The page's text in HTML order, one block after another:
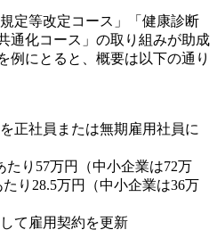
定等改定コース」「健康診断
通化コース」の取り組みが助成
例にとると、概要は以下の通り
正社員または無期雇用社員に
たり57万円（中小企業は72万
り28.5万円（中小企業は36万
て雇用契約を更新